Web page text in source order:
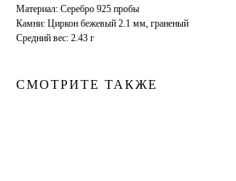
Материал: Серебро 925 пробы
Камни: Циркон бежевый 2.1 мм, граненый
Средний вес: 2.43 г
СМОТРИТЕ ТАКЖЕ